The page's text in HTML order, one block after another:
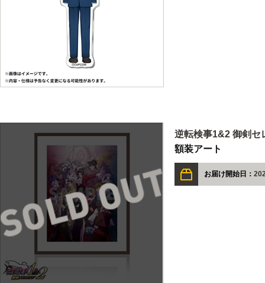
逆転検事1&2 御剣セ
額装アート
お届け開始日：